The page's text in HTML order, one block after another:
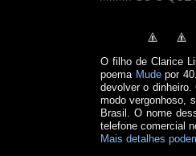
O filho de Clarice
poema Mudepor
devolver o
modo vergonhoso,
Brasil. O nome
telefone comercial
Mais detalhes